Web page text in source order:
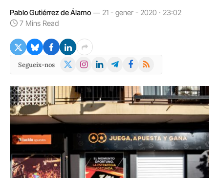
Pablo Gutiérrez de Álamo
21 - gener - 2020 · 23:02
7 Mins Read
Segueix-nos
X
Instagram
LinkedInTelegramFacebook
RSS